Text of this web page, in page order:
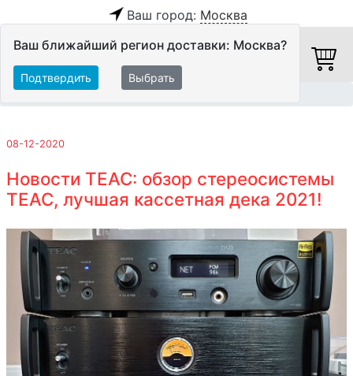
Ваш город: Москва
Ваш ближайший регион доставки: Москва?
Подтвердить Выбрать
08-12-2020
Новости TEAC: обзор стереосистемы
TEAC, лучшая кассетная дека 2021!